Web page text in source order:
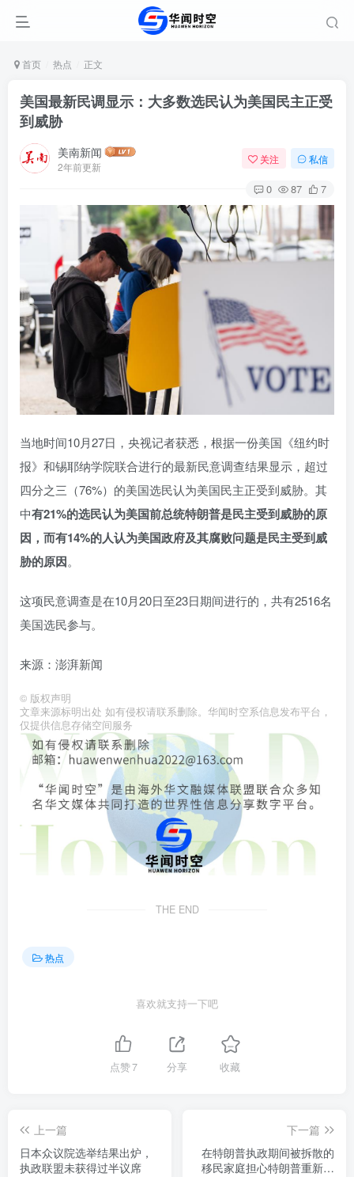
首页 热点 正文
美国最新民调显示：大多数选民认为美国民主正受
到威胁
美南新闻
2年前更新
关注 私信
0 87 7
当地时间10月27日，央视记者获悉，根据一份美国《纽约时
报》和锡耶纳学院联合进行的最新民意调查结果显示，超过
四分之三（76%）的美国选民认为美国民主正受到威胁。其
中有21%的选民认为美国前总统特朗普是民主受到威胁的原
因，而有14%的人认为美国政府及其腐败问题是民主受到威
胁的原因。
这项民意调查是在10月20日至23日期间进行的，共有2516名
美国选民参与。
来源：澎湃新闻
© 版权声明
文章来源标明出处 如有侵权请联系删除。华闻时空系信息发布平台，
仅提供信息存储空间服务
THE END
热点
喜欢就支持一下吧
点赞7 分享 收藏
上一篇
日本众议院选举结果出炉，
执政联盟未获得过半议席
下一篇
在特朗普执政期间被拆散的
移民家庭担心特朗普重新上